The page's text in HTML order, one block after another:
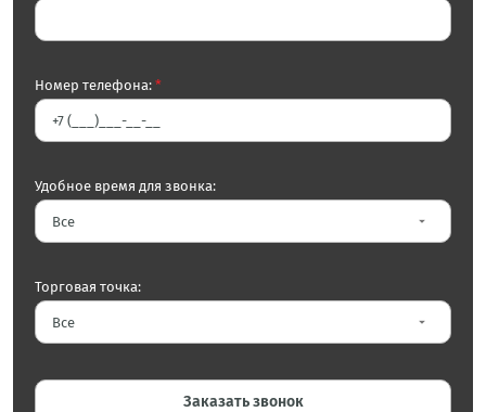
Номер телефона: *
Удобное время для звонка:
arrow_drop_down
Торговая точка:
arrow_drop_down
Заказать звонок